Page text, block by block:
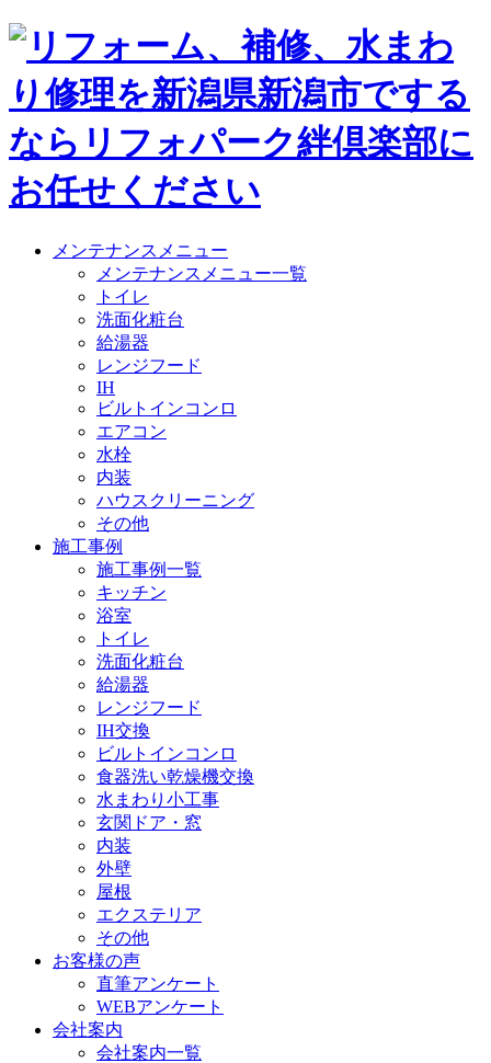
メンテナンスメニュー
メンテナンスメニュー一覧
トイレ
洗面化粧台
給湯器
レンジフード
IH
ビルトインコンロ
エアコン
水栓
内装
ハウスクリーニング
その他
施工事例
施工事例一覧
キッチン
浴室
トイレ
洗面化粧台
給湯器
レンジフード
IH交換
ビルトインコンロ
食器洗い乾燥機交換
水まわり小工事
玄関ドア・窓
内装
外壁
屋根
エクステリア
その他
お客様の声
直筆アンケート
WEBアンケート
会社案内
会社案内一覧